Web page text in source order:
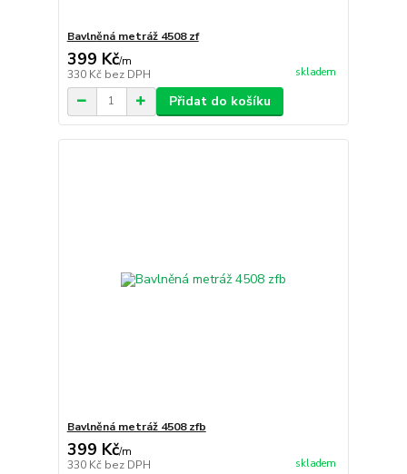
Bavlněná metráž 4508 zf
399 Kč/m
330 Kč bez DPH skladem
Přidat do košíku
Bavlněná metráž 4508 zfb
399 Kč/m
330 Kč bez DPH skladem